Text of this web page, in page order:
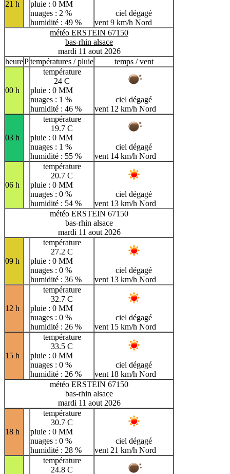
21 h
pluie : 0 MM
nuages : 2 %
humidité : 49 %
ciel dégagé
vent 9 km/h Nord
météo ERSTEIN 67150
bas-rhin alsace
mardi 11 aout 2026
heurePtempératures / pluie temps / vent
00 h
température
24 C
pluie : 0 MM
nuages : 1 %
humidité : 46 %
ciel dégagé
vent 12 km/h Nord
03 h
température
19.7 C
pluie : 0 MM
nuages : 1 %
humidité : 55 %
ciel dégagé
vent 14 km/h Nord
06 h
température
20.7 C
pluie : 0 MM
nuages : 0 %
humidité : 54 %
ciel dégagé
vent 13 km/h Nord
météo ERSTEIN 67150
bas-rhin alsace
mardi 11 aout 2026
09 h
température
27.2 C
pluie : 0 MM
nuages : 0 %
humidité : 36 %
ciel dégagé
vent 13 km/h Nord
12 h
température
32.7 C
pluie : 0 MM
nuages : 0 %
humidité : 26 %
ciel dégagé
vent 15 km/h Nord
15 h
température
33.5 C
pluie : 0 MM
nuages : 0 %
humidité : 26 %
ciel dégagé
vent 18 km/h Nord
météo ERSTEIN 67150
bas-rhin alsace
mardi 11 aout 2026
18 h
température
30.7 C
pluie : 0 MM
nuages : 0 %
humidité : 28 %
ciel dégagé
vent 21 km/h Nord
température
24.8 C